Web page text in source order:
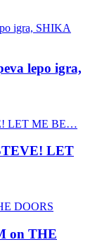
lepo igra,
LET
on THE